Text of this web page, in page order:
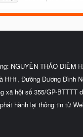
NGUYỄN THẢO DIỄM
HH1, Đường Dương Đình
xã hội số 355/GP-BTTTT
hành lại thông tin từ